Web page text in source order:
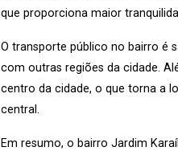
que proporciona maior
O transporte público no bairro é
com outras regiões da cidade.
centro da cidade, o que torna a
central.
Em resumo, o bairro Jardim